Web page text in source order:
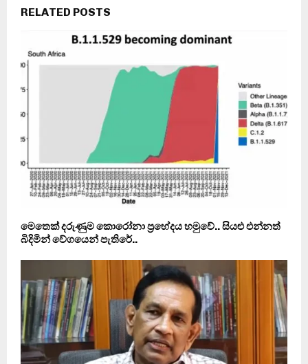
RELATED POSTS
මෙතෙක් දරුණුම කොරෝනා ප‍්‍රභේදය හමුවේ.. සියළු එන්නත්
බිදිමින් වේගයෙන් පැතිරේ..